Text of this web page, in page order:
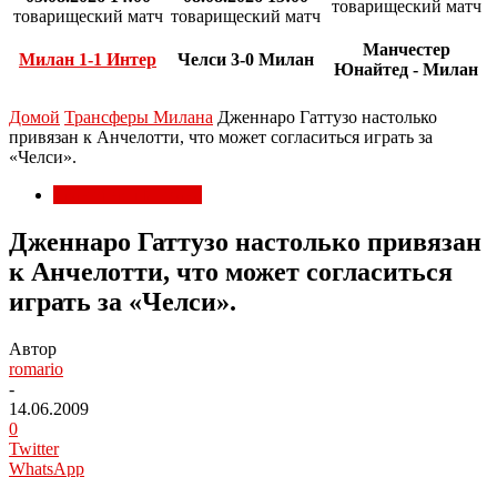
товарищеский матч
Милан 1-1 Интер
товарищеский матч
Челси 3-0 Милан
товарищеский матч
Манчестер
Юнайтед - Милан
Домой Трансферы Милана Дженнаро Гаттузо настолько
привязан к Анчелотти, что может согласиться играть за
«Челси».
Дженнаро Гаттузо настолько привязан
к Анчелотти, что может согласиться
играть за «Челси».
Автор
romario
-
14.06.2009
0
Twitter
WhatsApp